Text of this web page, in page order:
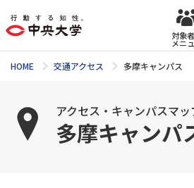
対象
メニ
HOME 交通アクセス 多摩キャンパス
アクセス・キャンパスマッ
多摩キャンパ